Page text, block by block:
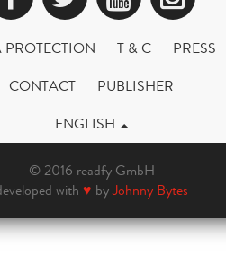
PROTECTION T & C
PRESS
CONTACT
PUBLISHER
ENGLISH
© 2016 readfy GmbH
with ♥ byJohnny Bytes